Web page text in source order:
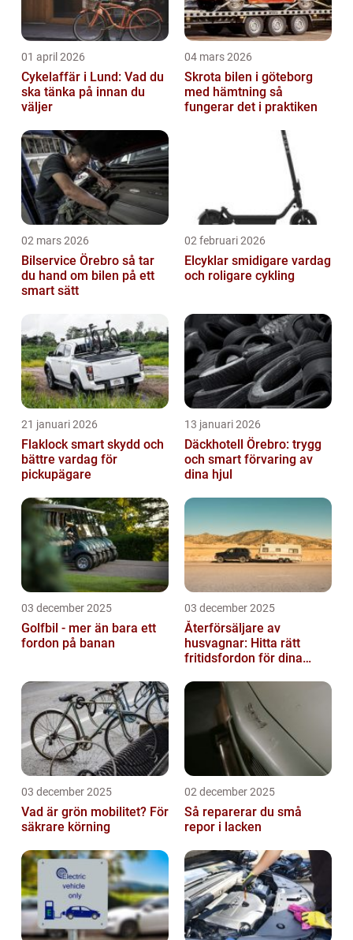
01 april 2026
Cykelaffär i Lund: Vad du
ska tänka på innan du
väljer
04 mars 2026
Skrota bilen i göteborg
med hämtning så
fungerar det i praktiken
02 mars 2026
Bilservice Örebro så tar
du hand om bilen på ett
smart sätt
02 februari 2026
Elcyklar smidigare vardag
och roligare cykling
21 januari 2026
Flaklock smart skydd och
bättre vardag för
pickupägare
13 januari 2026
Däckhotell Örebro: trygg
och smart förvaring av
dina hjul
03 december 2025
Golfbil - mer än bara ett
fordon på banan
03 december 2025
Återförsäljare av
husvagnar: Hitta rätt
fritidsfordon för dina
03 december 2025
Vad är grön mobilitet? För
säkrare körning
02 december 2025
Så reparerar du små
repor i lacken